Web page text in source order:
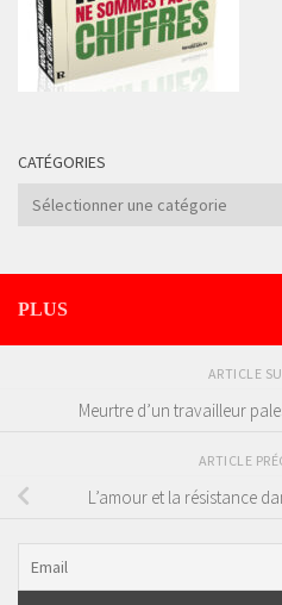
CATÉGORIES
Catégories
PLUS
ARTICLE
Meurtre d’un travailleur
ARTICLE
L’amour et la résistance